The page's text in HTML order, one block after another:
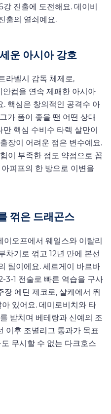
진출에 도전해요. 데이비
출의 열쇠예요.
운 아시아 강호
라벨시 감독 체제로,
안컵을 연속 제패한 아시아
. 핵심은 창의적인 공격수 아
가 폼이 좋을 땐 어떤 상대
핵심 수비수 타렉 살만이
장이 어려운 점은 변수예요.
이 부족한 점도 약점으로 꼽
피프의 한 방으로 이변을
꺾은 드래곤스
이오프에서 웨일스와 이탈리
차기로 꺾고 12년 만에 본선
팀이에요. 세르게이 바르바
3-1 전술로 빠른 역습을 구사
에딘 제코로, 샬케에서 뛰
있어요. 데미로비치와 타
받치며 베테랑과 신예의 조
이후 조별리그 통과가 목표
무시할 수 없는 다크호스